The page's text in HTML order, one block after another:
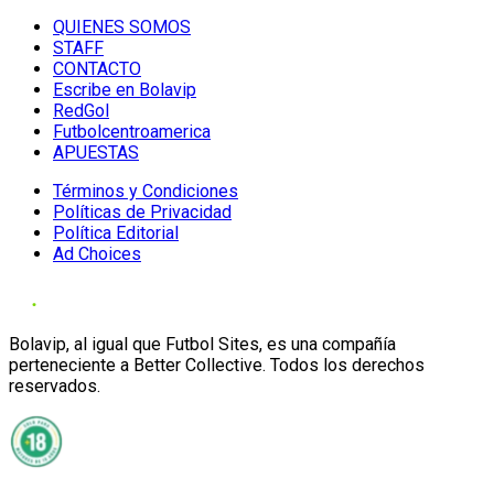
QUIENES SOMOS
STAFF
CONTACTO
Escribe en Bolavip
RedGol
Futbolcentroamerica
APUESTAS
Términos y Condiciones
Políticas de Privacidad
Política Editorial
Ad Choices
Bolavip, al igual que Futbol Sites, es una compañía
perteneciente a Better Collective. Todos los derechos
reservados.